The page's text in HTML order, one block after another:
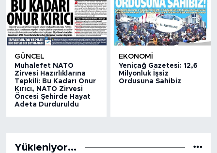
GÜNCEL
Muhalefet NATO
Zirvesi Hazırlıklarına
Tepkili: Bu Kadarı Onur
Kırıcı, NATO Zirvesi
Öncesi Şehirde Hayat
Adeta Durduruldu
EKONOMİ
Yeniçağ Gazetesi: 12,6
Milyonluk İşsiz
Ordusuna Sahibiz
Yükleniyor...